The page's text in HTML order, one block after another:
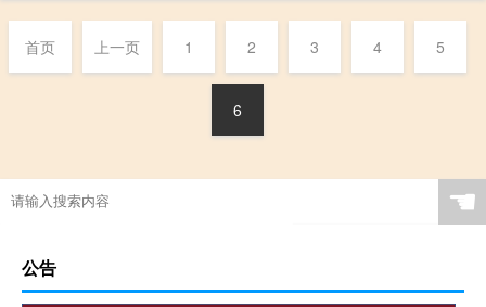
首页 上一页 1 2 3 4 5
6
☚
公告